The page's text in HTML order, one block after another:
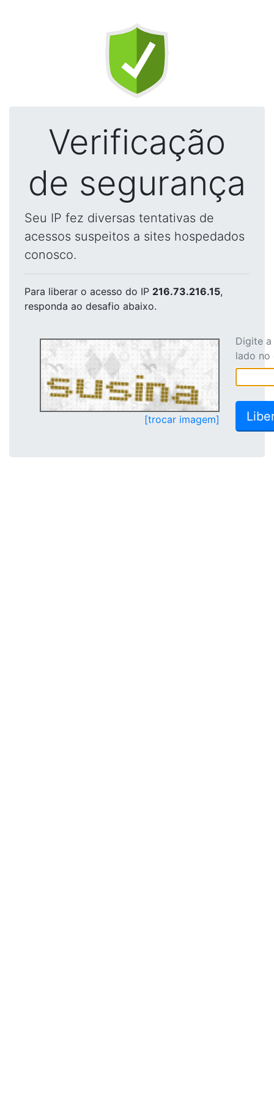
Verificação
de segurança
Seu IP fez diversas tentativas de
acessos suspeitos a sites hospedados
conosco.
Para liberar o acesso do IP 216.73.216.15,
responda ao desafio abaixo.
[trocar imagem]
Digite
lado no